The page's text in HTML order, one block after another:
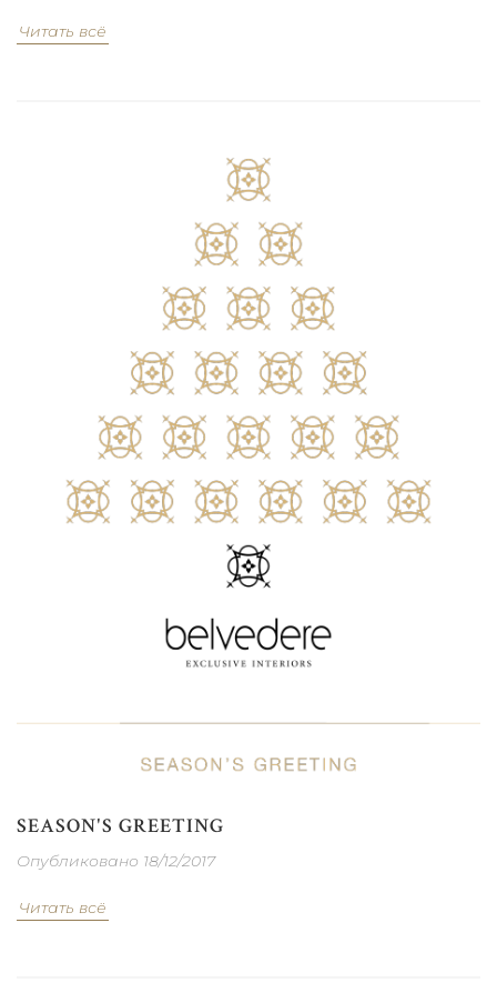
Читать всё
SEASON'S GREETING
Опубликовано 18/12/2017
Читать всё